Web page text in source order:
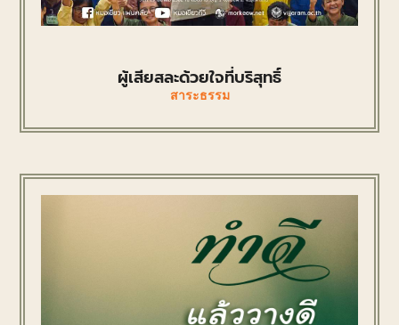
ผู้เสียสละด้วยใจที่บริสุทธิ์
สาระธรรม